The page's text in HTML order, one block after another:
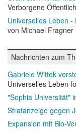
Verborgene
Universelles Leben -
von Michael
Nachrichten zum
Gabriele Wittek
Universelles Leben
"Sophia Universität"
Strafanzeige gegen
Expansion mit Bio-